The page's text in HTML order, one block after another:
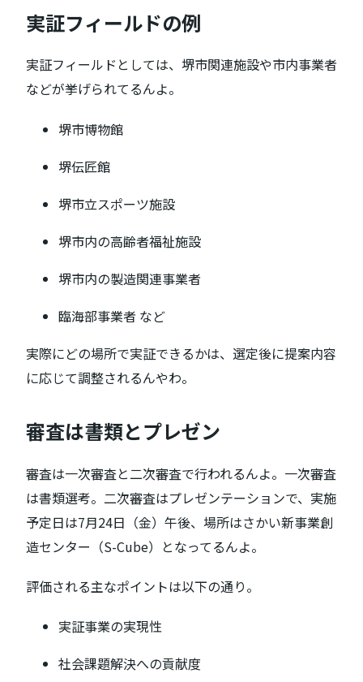
実証フィールドの例
実証フィールドとしては、堺市関連施設や市内事業者
などが挙げられてるんよ。
堺市博物館
堺伝匠館
堺市立スポーツ施設
堺市内の高齢者福祉施設
堺市内の製造関連事業者
臨海部事業者 など
実際にどの場所で実証できるかは、選定後に提案内容
に応じて調整されるんやわ。
審査は書類とプレゼン
審査は一次審査と二次審査で行われるんよ。一次審査
は書類選考。二次審査はプレゼンテーションで、実施
予定日は7月24日（金）午後、場所はさかい新事業創
造センター（S-Cube）となってるんよ。
評価される主なポイントは以下の通り。
実証事業の実現性
社会課題解決への貢献度